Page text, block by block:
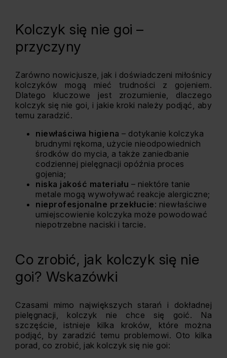
Kolczyk się nie goi –
przyczyny
Zarówno nowicjusze, jak i doświadczeni miłośnicy
kolczyków mogą mieć trudności z gojeniem.
Dlatego kluczowe jest zrozumienie, dlaczego
kolczyk się nie goi, i jakie kroki należy podjąć, aby
temu zaradzić.
niewłaściwa higiena – dotykanie kolczyka
brudnymi rękoma, użycie nieodpowiednich
środków do mycia, a także zaniedbanie
codziennej pielęgnacji opóźnia proces
gojenia;
niska jakość materiału – niektóre tanie
metale mogą wywoływać reakcje alergiczne;
nieprofesjonalne przekłucie: niewłaściwe
umiejscowienie kolczyka może powodować
niepotrzebne naciski i tarcie.
Co zrobić, jak kolczyk się nie
goi? Wskazówki
Czasami mimo największych starań i dokładnej
pielęgnacji, kolczyk nie chce się goić. Na
szczęście, istnieje kilka kroków, które można
podjąć, by zaradzić temu problemowi. Oto kilka
porad, co zrobić, jak kolczyk się nie goi: